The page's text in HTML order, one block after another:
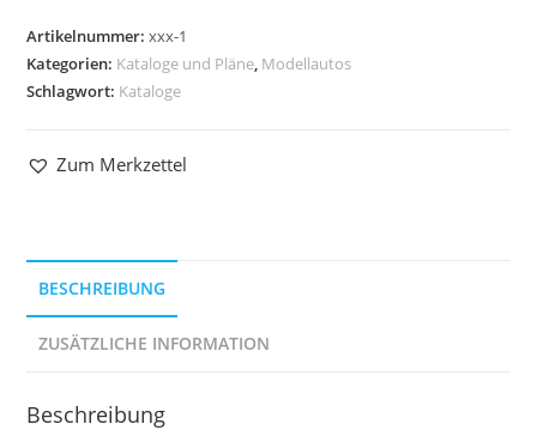
Artikelnummer:xxx-1
Kategorien: Kataloge und Pläne, Modellautos
Schlagwort: Kataloge
Zum Merkzettel
BESCHREIBUNG
ZUSÄTZLICHE INFORMATION
Beschreibung